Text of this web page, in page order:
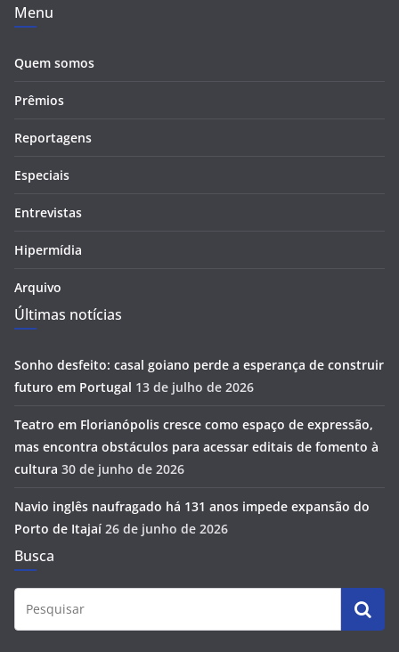
Menu
Quem somos
Prêmios
Reportagens
Especiais
Entrevistas
Hipermídia
Arquivo
Últimas notícias
Sonho desfeito: casal goiano perde a esperança de construir
futuro em Portugal 13 de julho de 2026
Teatro em Florianópolis cresce como espaço de expressão,
mas encontra obstáculos para acessar editais de fomento à
cultura 30 de junho de 2026
Navio inglês naufragado há 131 anos impede expansão do
Porto de Itajaí 26 de junho de 2026
Busca